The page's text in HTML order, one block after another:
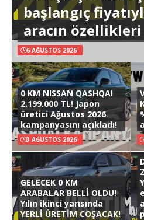
başlangıç
aracın özellikleri
6 AĞUSTOS 2026
0 KM NISSAN QASHQAI
2.199.000 TL! Japon
üretici Ağustos 2026
kampanyasını açıkladı!
3 AĞUSTOS 2026
GELECEK 0 KM
ARABALAR BELLİ OLDU!
Yılın ikinci yarısında
YERLİ ÜRETİM COŞACAK!